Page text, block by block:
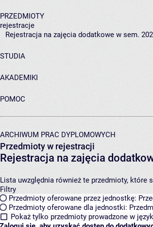
PRZEDMIOTY
rejestracje
Rejestracja na zajęcia dodatkowe w sem.
STUDIA
AKADEMIKI
POMOC
ARCHIWUM PRAC DYPLOMOWYCH
Przedmioty w rejestracji
Rejestracja na zajęcia
Lista uwzględnia również te przedmioty, które
Filtry
Przedmioty oferowane przez jednostkę:
Przedmioty oferowane dla jednostki:
Pokaż tylko przedmioty prowadzone w